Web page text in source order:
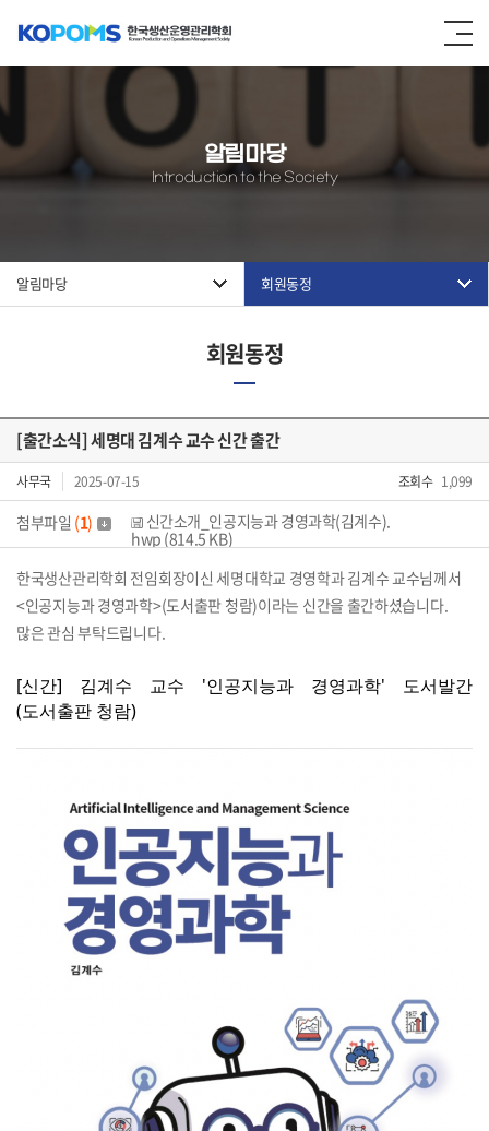
알림마당
Introduction to the Society
알림마당 회원동정
회원동정
[출간소식] 세명대 김계수 교수 신간 출간
사무국 2025-07-15 조회수 1,099
첨부파일 (1)
신간소개_인공지능과 경영과학(김계수).
hwp (814.5 KB)
한국생산관리학회 전임회장이신 세명대학교 경영학과 김계수 교수님께서
<인공지능과 경영과학>(도서출판 청람)이라는 신간을 출간하셨습니다.
많은 관심 부탁드립니다.
[신간] 김계수 교수 '인공지능과 경영과학' 도서발간
(도서출판 청람)